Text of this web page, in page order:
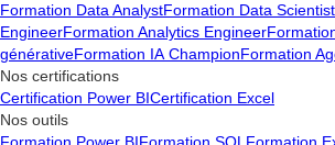
Formation Data AnalystFormation Data Scientist
EngineerFormation Analytics Engineer
générativeFormation IA ChampionFormation
Nos certifications
Certification Power BICertification Excel
Nos outils